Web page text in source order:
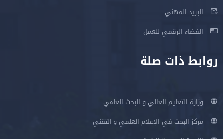
البريد المهني
الفضاء الرقمي للعمل
روابط ذات صلة
وزارة التعليم العالي و البحث العلمي
مركز البحث في الإعلام العلمي و التقني